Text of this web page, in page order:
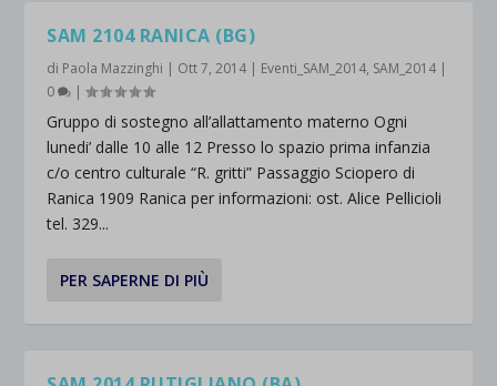
SAM 2104 RANICA (BG)
di Paola Mazzinghi | Ott 7, 2014 | Eventi_SAM_2014, SAM_2014 |
0
|
Gruppo di sostegno all’allattamento materno Ogni
lunedi’ dalle 10 alle 12 Presso lo spazio prima infanzia
c/o centro culturale “R. gritti” Passaggio Sciopero di
Ranica 1909 Ranica per informazioni: ost. Alice Pellicioli
tel. 329...
PER SAPERNE DI PIÙ